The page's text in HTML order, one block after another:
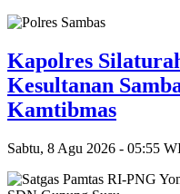
‎Kapolres
Kesultanan
Kamtibmas
Sabtu, 8 Agu 2026 - 05:55